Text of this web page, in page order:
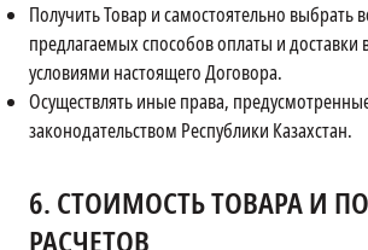
Получить Товар и самостоятельно выбрать
предлагаемых способов оплаты и доставки
условиями настоящего Договора.
Осуществлять иные права,
законодательством Республики Казахстан.
6. СТОИМОСТЬ ТОВАРА И